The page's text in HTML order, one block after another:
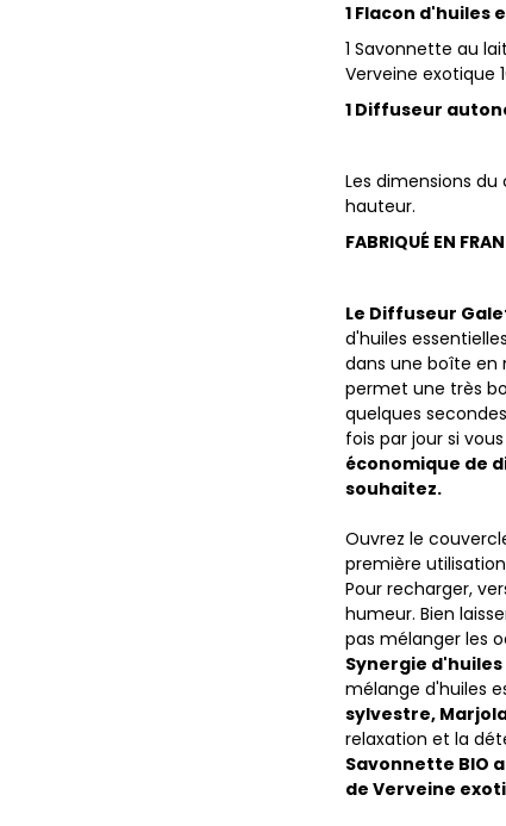
1 Flacon d'huiles
1 Savonnette au
Verveine exotique
1 Diffuseur
Les dimensions
hauteur.
FABRIQUÉ EN
Le Diffuseur
d'huiles
dans une boîte en
permet une très
quelques
fois par jour si
économique de
souhaitez.
Ouvrez le
première
Pour recharger,
humeur. Bien
pas mélanger les
Synergie d'huiles
mélange d'huiles
sylvestre,
relaxation et la
Savonnette BIO
de Verveine